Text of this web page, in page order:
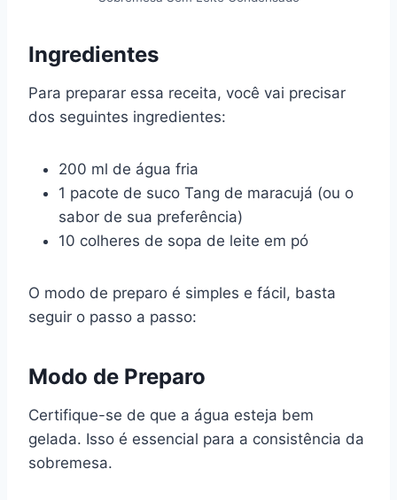
Ingredientes
Para preparar essa receita, você vai precisar
dos seguintes ingredientes:
200 ml de água fria
1 pacote de suco Tang de maracujá (ou o
sabor de sua preferência)
10 colheres de sopa de leite em pó
O modo de preparo é simples e fácil, basta
seguir o passo a passo:
Modo de Preparo
Certifique-se de que a água esteja bem
gelada. Isso é essencial para a consistência da
sobremesa.